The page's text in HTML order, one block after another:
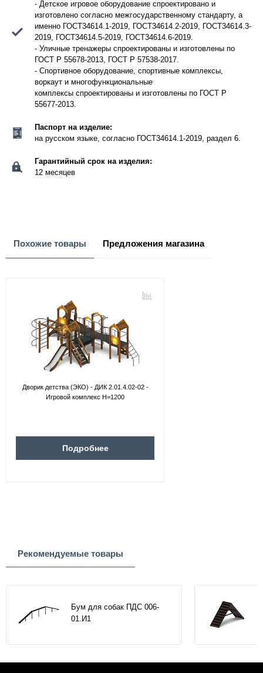
- Детское игровое оборудование спроектировано и
изготовлено согласно межгосударственному стандарту, а
именно ГОСТ34614.1-2019, ГОСТ34614.2-2019, ГОСТ34614.3-
2019, ГОСТ34614.5-2019, ГОСТ34614.6-2019.
- Уличные тренажеры спроектированы и изготовлены по
ГОСТ Р 55678-2013, ГОСТ Р 57538-2017.
- Спортивное оборудование, спортивные комплексы,
воркаут и многофункциональные
комплексы спроектированы и изготовлены по ГОСТ Р
55677-2013.
Паспорт на изделие:
на русском языке, согласно ГОСТ34614.1-2019, раздел 6.
Гарантийный срок на изделия:
12 месяцев
Похожие товары Предложения магазина
Дворик детства (ЭКО) - ДИК 2.01.4.02-02 -
Игровой комплекс H=1200
Подробнее
Рекомендуемые товары
Бум для собак ПДС 006-
01.И1